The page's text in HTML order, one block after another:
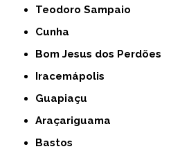
Teodoro Sampaio
Cunha
Bom Jesus dos Perdões
Iracemápolis
Guapiaçu
Araçariguama
Bastos